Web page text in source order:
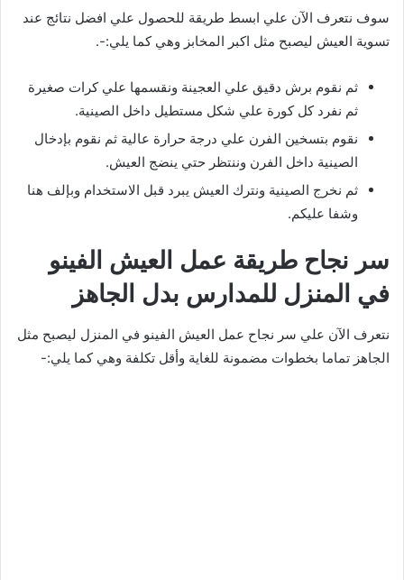
سوف نتعرف الآن علي ابسط طريقة للحصول علي افضل نتائج عند
تسوية العيش ليصبح مثل اكبر المخابز وهي كما يلي:-.
ثم نقوم برش دقيق علي العجينة ونقسمها علي كرات صغيرة
ثم نفرد كل كورة علي شكل مستطيل داخل الصينية.
نقوم بتسخين الفرن علي درجة حرارة عالية ثم نقوم بإدخال
الصينية داخل الفرن وننتظر حتي ينضج العيش.
ثم نخرج الصينية ونترك العيش يبرد قبل الاستخدام وبإلف هنا
وشفا عليكم.
سر نجاح طريقة عمل العيش الفينو
في المنزل للمدارس بدل الجاهز
نتعرف الآن علي سر نجاح عمل العيش الفينو في المنزل ليصبح مثل
الجاهز تماما بخطوات مضمونة للغاية وأقل تكلفة وهي كما يلي:-